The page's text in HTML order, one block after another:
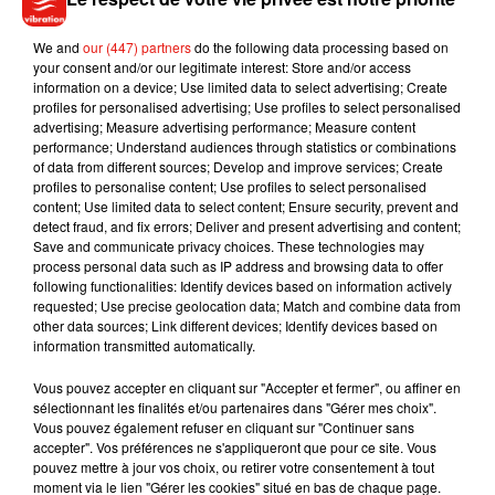
stratégie, attachée de presse, et chargée d'affaires côté
femmes. Les hommes qui exercent les professions de coach
sportif, d'enseignant, d'architecte et de coach personnel ont
également fait de nombreuses rencontres cette année. Vous
savez ce qu'il vous reste à faire !
Musique
7 août 2026
Julien Lieb s’essaye à la vie de chatelain
dans son nouveau clip
7 août 2026
Madonna sort enfin le remix de « Love
Sensation » avec Kylie Minogue
We and our (447) partnersdo the following data processing based on
your consent and/or our legitimate interest: Store and/or access
information on a device; Use limited data to select advertising; Create
profiles for personalised advertising; Use profiles to select personalised
advertising; Measure advertising performance; Measure content
performance; Understand audiences through statistics or combinations
of data from different sources; Develop and improve services; Create
profiles to personalise content; Use profiles to select personalised
content; Use limited data to select content; Ensure security, prevent and
detect fraud, and fix errors; Deliver and present advertising and content;
Save and communicate privacy choices. These technologies may
process personal data such as IP address and browsing data to offer
following functionalities: Identify devices based on information actively
requested; Use precise geolocation data; Match and combine data from
other data sources; Link different devices; Identify devices based on
information transmitted automatically.
Vous pouvez accepter en cliquant sur "Accepter et fermer", ou affiner en
sélectionnant les finalités et/ou partenaires dans "Gérer mes choix".
Vous pouvez également refuser en cliquant sur "Continuer sans
accepter". Vos préférences ne s'appliqueront que pour ce site. Vous
pouvez mettre à jour vos choix, ou retirer votre consentement à tout
moment via le lien "Gérer les cookies" situé en bas de chaque page.